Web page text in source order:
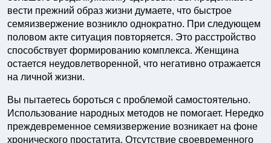
вести прежний образ жизни думаете, что быстрое
семяизвержение возникло однократно. При следующем
половом акте ситуация повторяется. Это расстройство
способствует формированию комплекса. Женщина
остается неудовлетворенной, что негативно отражается
на личной жизни.
Вы пытаетесь бороться с проблемой самостоятельно.
Использование народных методов не помогает. Нередко
преждевременное семяизвержение возникает на фоне
хронического простатита. Отсутствие своевременного